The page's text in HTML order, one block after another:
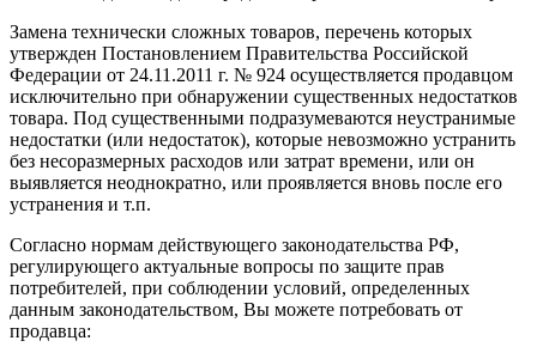
Замена технически сложных товаров, перечень которых
утвержден Постановлением Правительства Российской
Федерации от 24.11.2011 г. № 924 осуществляется продавцом
исключительно при обнаружении существенных недостатков
товара. Под существенными подразумеваются неустранимые
недостатки (или недостаток), которые невозможно устранить
без несоразмерных расходов или затрат времени, или он
выявляется неоднократно, или проявляется вновь после его
устранения и т.п.
Согласно нормам действующего законодательства РФ,
регулирующего актуальные вопросы по защите прав
потребителей, при соблюдении условий, определенных
данным законодательством, Вы можете потребовать от
продавца: